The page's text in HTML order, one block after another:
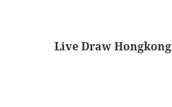
Live Draw Hongkong